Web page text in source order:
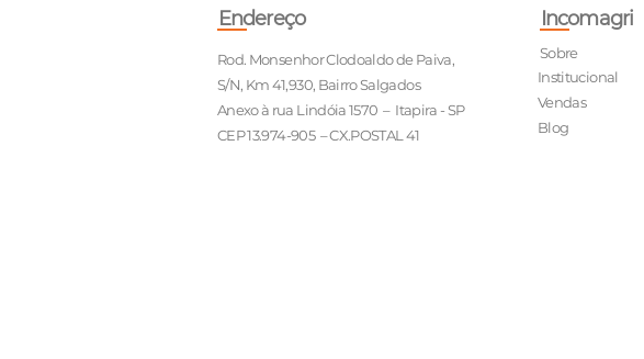
Endereço
Rod. Monsenhor Clodoaldo de Paiva,
S/N, Km 41,930, Bairro Salgados
Anexo à rua Lindóia 1570 – Itapira - SP
CEP 13.974-905 – CX.POSTAL 41
Incomagri
Sobre
Institucional
Vendas
Blog